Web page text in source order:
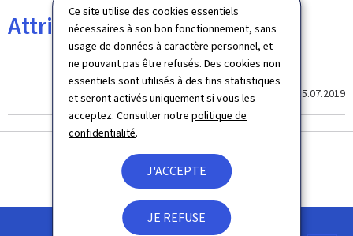
Ce site utilise des cookies essentiels
nécessaires à son bon fonctionnement, sans
usage de données à caractère personnel, et
ne pouvant pas être refusés. Des cookies non
essentiels sont utilisés à des fins statistiques
et seront activés uniquement si vous les
acceptez. Consulter notrepolitique de
confidentialité.
J'ACCEPTE
JE REFUSE
Attributions
Dernière modification le 15.07.2019